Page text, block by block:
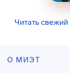
Читать
О МИЭТ